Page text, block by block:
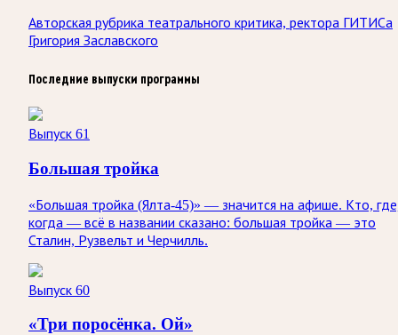
Авторская рубрика театрального критика, ректора ГИТИСа
Григория Заславского
Последние выпуски программы
Выпуск 61
Большая тройка
«Большая тройка (Ялта-45)» — значится на афише. Кто,
когда — всё в названии сказано: большая тройка — это
Сталин, Рузвельт и Черчилль.
Выпуск 60
«Три поросёнка. Ой»